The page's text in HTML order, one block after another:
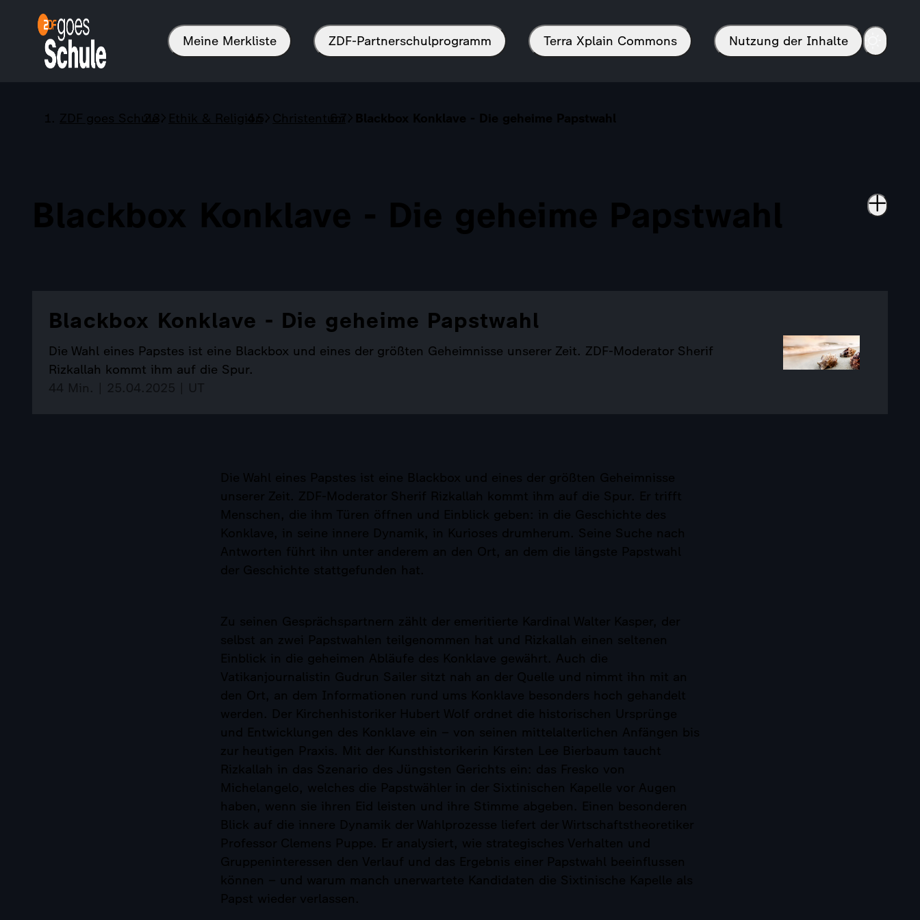
Meine Merkliste ZDF-Partnerschulprogramm Terra Xplain Commons Nutzung der Inhalte
ZDF goes Schule Ethik & Religion Christentum Blackbox Konklave - Die geheime Papstwahl
Blackbox Konklave - Die geheime Papstwahl
Blackbox Konklave - Die geheime Papstwahl
Die Wahl eines Papstes ist eine Blackbox und eines der größten Geheimnisse unserer Zeit. ZDF-Moderator Sherif
Rizkallah kommt ihm auf die Spur.
44 Min. | 25.04.2025 | UT
Die Wahl eines Papstes ist eine Blackbox und eines der größten Geheimnisse
unserer Zeit. ZDF-Moderator Sherif Rizkallah kommt ihm auf die Spur. Er trifft
Menschen, die ihm Türen öffnen und Einblick geben: in die Geschichte des
Konklave, in seine innere Dynamik, in Kurioses drumherum. Seine Suche nach
Antworten führt ihn unter anderem an den Ort, an dem die längste Papstwahl
der Geschichte stattgefunden hat.
Zu seinen Gesprächspartnern zählt der emeritierte Kardinal Walter Kasper, der
selbst an zwei Papstwahlen teilgenommen hat und Rizkallah einen seltenen
Einblick in die geheimen Abläufe des Konklave gewährt. Auch die
Vatikanjournalistin Gudrun Sailer sitzt nah an der Quelle und nimmt ihn mit an
den Ort, an dem Informationen rund ums Konklave besonders hoch gehandelt
werden. Der Kirchenhistoriker Hubert Wolf ordnet die historischen Ursprünge
und Entwicklungen des Konklave ein – von seinen mittelalterlichen Anfängen bis
zur heutigen Praxis. Mit der Kunsthistorikerin Kirsten Lee Bierbaum taucht
Rizkallah in das Szenario des Jüngsten Gerichts ein: das Fresko von
Michelangelo, welches die Papstwähler in der Sixtinischen Kapelle vor Augen
haben, wenn sie ihren Eid leisten und ihre Stimme abgeben. Einen besonderen
Blick auf die innere Dynamik der Wahlprozesse liefert der Wirtschaftstheoretiker
Professor Clemens Puppe. Er analysiert, wie strategisches Verhalten und
Gruppeninteressen den Verlauf und das Ergebnis einer Papstwahl beeinflussen
können – und warum manch unerwartete Kandidaten die Sixtinische Kapelle als
Papst wieder verlassen.